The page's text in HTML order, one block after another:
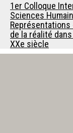
1er Colloque
Sciences
de la réalité
XXe siècle